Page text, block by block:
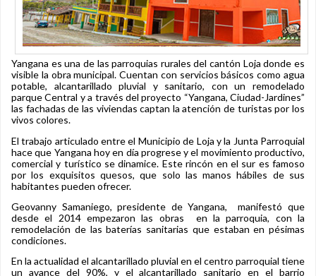
Yangana es una de las parroquias rurales del cantón Loja donde es
visible la obra municipal. Cuentan con servicios básicos como agua
potable, alcantarillado pluvial y sanitario, con un remodelado
parque Central y a través del proyecto “Yangana, Ciudad-Jardines”
las fachadas de las viviendas captan la atención de turistas por los
vivos colores.
El trabajo articulado entre el Municipio de Loja y la Junta Parroquial
hace que Yangana hoy en día progrese y el movimiento productivo,
comercial y turístico se dinamice. Este rincón en el sur es famoso
por los exquisitos quesos, que solo las manos hábiles de sus
habitantes pueden ofrecer.
Geovanny Samaniego, presidente de Yangana, manifestó que
desde el 2014 empezaron las obras en la parroquia, con la
remodelación de las baterías sanitarias que estaban en pésimas
condiciones.
En la actualidad el alcantarillado pluvial en el centro parroquial tiene
un avance del 90%, y el alcantarillado sanitario en el barrio